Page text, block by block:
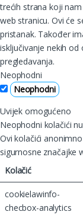
trećih strana koji
web stranicu. Ovi će
pristanak. Također
isključivanje nekih
pregledavanja.
Neophodni
Neophodni
Uvijek omogućeno
Neophodni kolačići
Ovi kolačići
sigurnosne značajke
Kolačić
cookielawinfo-
checbox-analytics